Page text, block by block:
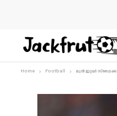
Home Football മുൻ ഇറ്റലി